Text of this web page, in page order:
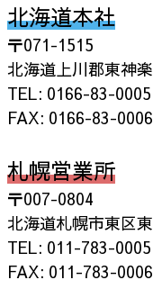
北海道本社
〒071-1515
北海道上川郡東神
TEL: 0166-83-0005
FAX: 0166-83-0006
札幌営業所
〒007-0804
北海道札幌市東区
TEL: 011-783-0005
FAX: 011-783-0006